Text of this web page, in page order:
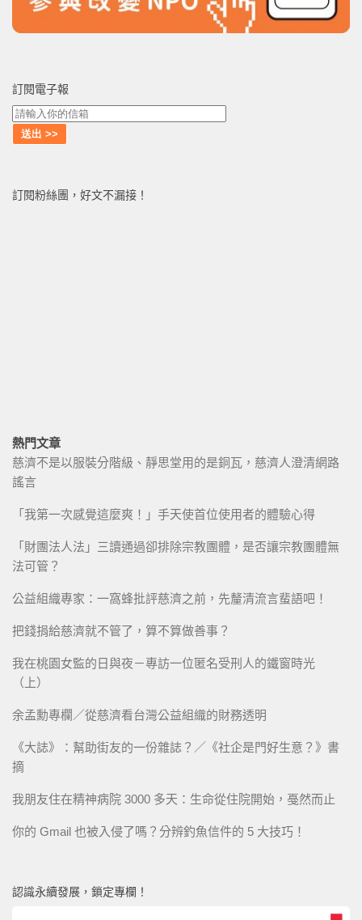
訂閱電子報
訂閱粉絲團，好文不漏接！
熱門文章
慈濟不是以服裝分階級、靜思堂用的是銅瓦，慈濟人澄清網路
謠言
「我第一次感覺這麼爽！」手天使首位使用者的體驗心得
「財團法人法」三讀通過卻排除宗教團體，是否讓宗教團體無
法可管？
公益組織專家：一窩蜂批評慈濟之前，先釐清流言蜚語吧！
把錢捐給慈濟就不管了，算不算做善事？
我在桃園女監的日與夜－專訪一位匿名受刑人的鐵窗時光
（上）
余孟勳專欄／從慈濟看台灣公益組織的財務透明
《大誌》：幫助街友的一份雜誌？／《社企是門好生意？》書
摘
我朋友住在精神病院 3000 多天：生命從住院開始，戞然而止
你的 Gmail 也被入侵了嗎？分辨釣魚信件的 5 大技巧！
認識永續發展，鎖定專欄！